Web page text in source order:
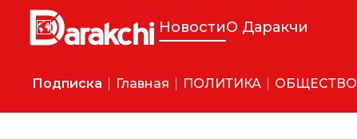
НовостиО Даракчи
Подписка Главная ПОЛИТИКА ОБЩЕСТВО